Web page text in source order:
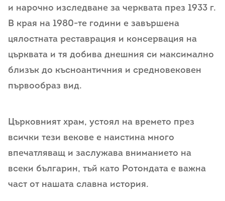
и нарочно изследване за черквата през 1933 г.
В края на 1980-те години е завършена
цялостната реставрация и консервация на
църквата и тя добива днешния си максимално
близък до късноантичния и средновековен
първообраз вид.
Църковният храм, устоял на времето през
всички тези векове е наистина много
впечатляващ и заслужава вниманието на
всеки българин, тъй като Ротондата е важна
част от нашата славна история.